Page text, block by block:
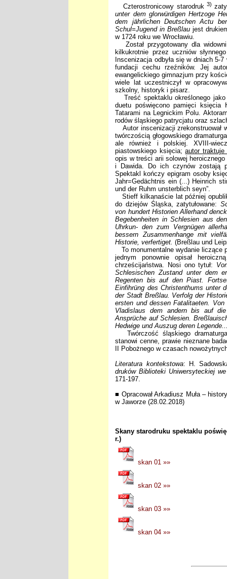
Czterostronicowy starodruk 3)
unter dem glorwürdigen Hertzoge
dem jährlichen Deutschen Actu
Schul=Jugend in Breßlau jest
w 1724 roku we Wrocławiu.
Został przygotowany dla
kilkukrotnie przez uczniów
Inscenizacja odbyła się w dniach 5-
fundacji cechu rzeźników. Jej
ewangelickiego gimnazjum przy
wiele lat uczestniczył w
szkolny, historyk i pisarz.
Treść spektaklu określonego
duetu poświęcono pamięci
Tatarami na Legnickim Polu.
rodów śląskiego patrycjatu oraz
Autor inscenizacji zrekonstruował
twórczością głogowskiego
ale również i polskiej. XVIII-
piastowskiego księcia;autor
opis w treści arii solowej
i Dawida. Do ich czynów zostają
Spektakl kończy epigram osoby
Jahr=Gedächtnis ein (...) Heinrich
und der Ruhm unsterblich seyn”.
Stieff kilkanaście lat później
do dziejów Śląska, zatytułowane:
von hundert Historien Allerhand
Begebenheiten in Schlesien aus
Uhrkun- den zum Vergnügen
bessern Zusammenhange mit
Historie, verfertiget. (Breßlau und
To monumentalne wydanie liczące
jednym ponownie opisał
chrześcijaństwa. Nosi ono tytuł:
Schlesischen Zustand unter dem
Regenten bis auf den Piast.
Einfihrüng des Christenthums unter
der Stadt Breßlau. Verfolg der
ersten und dessen Fatalitaeten.
Vladislaus dem andern bis auf
Ansprüche auf Schlesien.
Hedwige und Auszug deren
Twórczość śląskiego
stanowi cenne, prawie nieznane
II Pobożnego w czasach
Literatura kontekstowa: H.
druków Biblioteki Uniwersyteckiej we
171-197.
■ Opracował Arkadiusz Muła –
w Jaworze (28.02.2018)
Skany starodruku spektaklu
r.)
skan 01 »»
skan 02 »»
skan 03 »»
skan 04 »»